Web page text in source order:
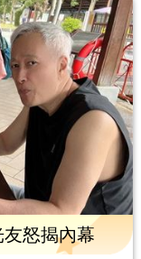
怒揭內幕